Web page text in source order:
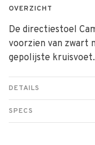
OVERZICHT
De directiestoel
voorzien van zwart
gepolijste kruisvoet.
DETAILS
SPECS